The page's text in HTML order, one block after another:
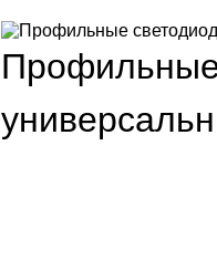
Профильные